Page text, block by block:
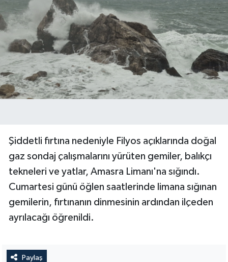
Şiddetli fırtına nedeniyle Filyos açıklarında doğal
gaz sondaj çalışmalarını yürüten gemiler, balıkçı
tekneleri ve yatlar, Amasra Limanı'na sığındı.
Cumartesi günü öğlen saatlerinde limana sığınan
gemilerin, fırtınanın dinmesinin ardından ilçeden
ayrılacağı öğrenildi.
Paylaş